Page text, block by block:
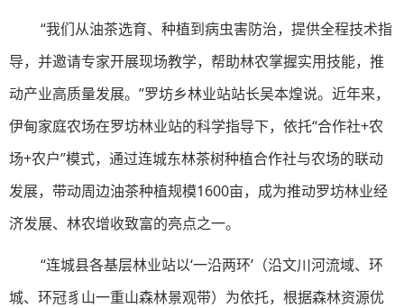
“我们从油茶选育、种植到病虫害防治，提供全程技术指
导，并邀请专家开展现场教学，帮助林农掌握实用技能，推
动产业高质量发展。”罗坊乡林业站站长吴本煌说。近年来，
伊甸家庭农场在罗坊林业站的科学指导下，依托“合作社+农
场+农户”模式，通过连城东林茶树种植合作社与农场的联动
发展，带动周边油茶种植规模1600亩，成为推动罗坊林业经
济发展、林农增收致富的亮点之一。
“连城县各基层林业站以‘一沿两环’（沿文川河流域、环
城、环冠豸山一重山森林景观带）为依托，根据森林资源优